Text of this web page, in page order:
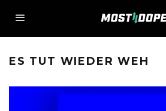
ES TUT WIEDER WEH